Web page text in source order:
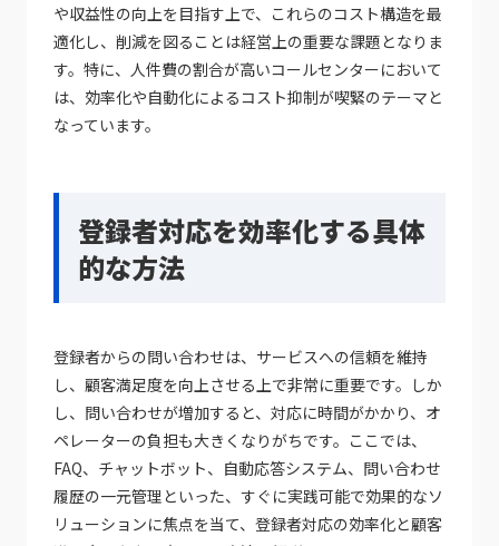
や収益性の向上を目指す上で、これらのコスト構造を最
適化し、削減を図ることは経営上の重要な課題となりま
す。特に、人件費の割合が高いコールセンターにおいて
は、効率化や自動化によるコスト抑制が喫緊のテーマと
なっています。
登録者対応を効率化する具体
的な方法
登録者からの問い合わせは、サービスへの信頼を維持
し、顧客満足度を向上させる上で非常に重要です。しか
し、問い合わせが増加すると、対応に時間がかかり、オ
ペレーターの負担も大きくなりがちです。ここでは、
FAQ、チャットボット、自動応答システム、問い合わせ
履歴の一元管理といった、すぐに実践可能で効果的なソ
リューションに焦点を当て、登録者対応の効率化と顧客